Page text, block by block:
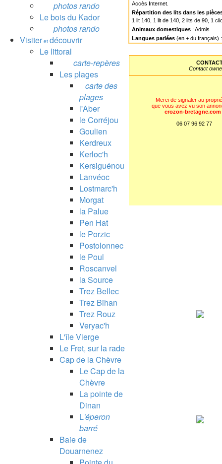
photos rando
Le bois du Kador
photos rando
Visiter et découvrir
Le littoral
carte-repères
Les plages
carte des
plages
l'Aber
le Corréjou
Goulien
Kerdreux
Kerloc'h
Kersiguénou
Lanvéoc
Lostmarc'h
Morgat
la Palue
Pen Hat
le Porzic
Postolonnec
le Poul
Roscanvel
la Source
Trez Bellec
Trez Bihan
Trez Rouz
Veryac'h
L'île Vierge
Le Fret, sur la rade
Cap de la Chèvre
Le Cap de la
Chèvre
La pointe de
Dinan
L'éperon
barré
Baie de
Douarnenez
Accès Internet.
Répartition des lits dans les
1 lit 140, 1 lit de 140, 2 lits de 90, 1
Animaux domestiques : Admis
Langues parlées (en + du français)
Contact
Merci de signaler au
que vous avez vu son
crozon-bretagne.com
06 07 96 92 77